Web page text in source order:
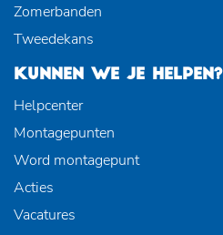
Zomerbanden
Tweedekans
KUNNEN WE JE HELPEN?
Helpcenter
Montagepunten
Word montagepunt
Acties
Vacatures